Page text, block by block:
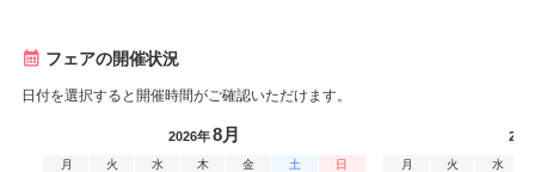
フェアの開催状況
日付を選択すると開催時間がご確認いただけます。
2026年8月
月 火 水 木 金 土 日 月 火 水